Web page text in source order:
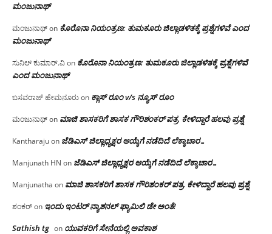
ಮಂಜು‌ನಾಥ್
ಮಂಜುನಾಥ್on ಕೊರೊನಾ ನಿಯಂತ್ರಣ: ತುಮಕೂರು ಜಿಲ್ಲಾಡಳಿತಕ್ಕೆ ಪ್ರಶ್ನೆಗಳಿವೆ ಎಂದ
ಮಂಜು‌ನಾಥ್
ಸುನಿಲ್ ಕುಮಾರ್.ವಿon ಕೊರೊನಾ ನಿಯಂತ್ರಣ: ತುಮಕೂರು ಜಿಲ್ಲಾಡಳಿತಕ್ಕೆ ಪ್ರಶ್ನೆಗಳಿವೆ
ಎಂದ ಮಂಜು‌ನಾಥ್
ಬಸವರಾಜ್ ಹೇಮನೂರುon ಕ್ಲಾಸ್ ರೂಂ v/s ನ್ಯೂಸ್ ರೂಂ
ಮಂಜುನಾಥ್on ಮಾಜಿ ಶಾಸಕರಿಗೆ ಶಾಸಕ ಗೌರಿಶಂಕರ್ ಪತ್ರ, ಕೇಳಿದ್ದಾರೆ ಹಲವು ಪ್ರಶ್ನೆ
Kantharajuon ಜೆಡಿಎಸ್ ಜಿಲ್ಲಾಧ್ಯಕ್ಷರ ಆಯ್ಕೆಗೆ ನಡೆದಿದೆ ಲೆಕ್ಕಾಚಾರ…
Manjunath HN on ಜೆಡಿಎಸ್ ಜಿಲ್ಲಾಧ್ಯಕ್ಷರ ಆಯ್ಕೆಗೆ ನಡೆದಿದೆ ಲೆಕ್ಕಾಚಾರ…
Manjunatha on ಮಾಜಿ ಶಾಸಕರಿಗೆ ಶಾಸಕ ಗೌರಿಶಂಕರ್ ಪತ್ರ, ಕೇಳಿದ್ದಾರೆ ಹಲವು ಪ್ರಶ್ನೆ
ಶಂಕರ್on ಇಂದು ಇಂಟರ್ ನ್ಯಾಶನಲ್ ಫ್ಯಾಮಿಲಿ ಡೇ ಅಂತೆ!
Sathish tg on ಯುವಕರಿಗೆ ಸೇನೆಯಲ್ಲಿ ಅವಕಾಶ